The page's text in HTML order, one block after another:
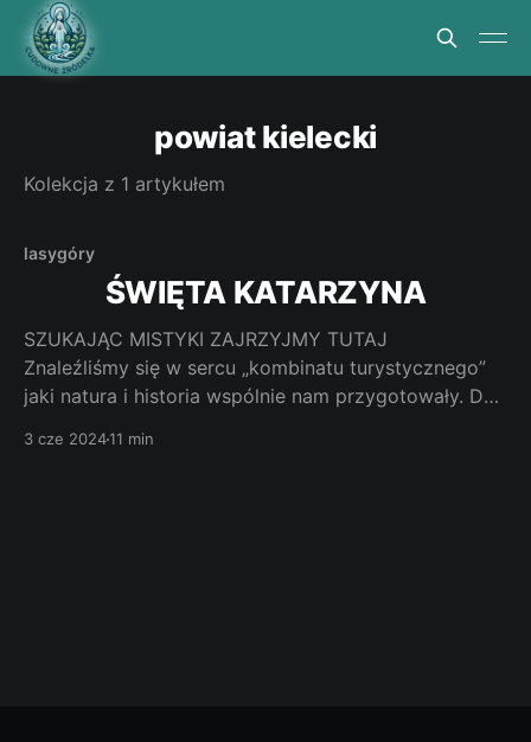
powiat kielecki
Kolekcja z 1 artykułem
lasygóry
ŚWIĘTA KATARZYNA
SZUKAJĄC MISTYKI ZAJRZYJMY TUTAJ
Znaleźliśmy się w sercu „kombinatu turystycznego”
jaki natura i historia wspólnie nam przygotowały. Do
3 cze 202411 min